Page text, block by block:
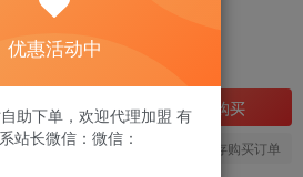
立即购买
前未登录！建议登陆后购买，可保存购买订单
优惠活动中
助下单，欢迎代理加盟 有
站长微信：微信：